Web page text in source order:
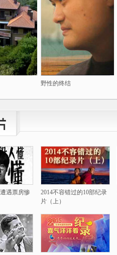
野性的终结
遇票房惨
2014不容错过的10部纪录
片（上）